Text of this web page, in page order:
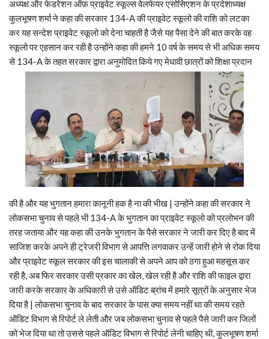
अध्यक्ष और फेडरेशन ऑफ़ प्राइवेट स्कूल्स वेलफेयर एसोसिएशन के प्रदेशाध्यक्ष
कुलभूषण शर्मा ने कहा की सरकार 134-A की प्राइवेट स्कूलो की राशि को लटका
कर यह सन्देश प्राइवेट स्कूलो को देना चाहती है जैसे यह पैसा देने की बात करके वह
स्कूलो पर एहसान कर रही है उन्होंने कहा की हमने 10 वर्ष के समय से भी अधिक समय
से 134-A के तहत सरकार द्वारा अनुमोदित किये गए मेधावी छात्रों को शिक्षा प्रदान
की है और यह भुगतान हमारा कानूनी हक है ना की भीख | उन्होंने कहा की सरकार ने
लोकसभा चुनाव से पहले भी 134-A के भुगतान का प्राइवेट स्कूलो को प्रलोभन की
तरह जताया और यह कहा की उनके भुगतान के पैसे सरकार ने जारी कर दिए है बाद में
साजिश करके अपने ही ट्रेजरी विभाग से आपत्ति लगवाकर उन्हें जारी होने से रोक दिया
और प्राइवेट स्कूल सरकार की इस चालाकी से अपने आप को ठगा हुआ महसूस कर
रही है, अब फिर सरकार उसी प्रकार का खेल, खेल रही है और राशि की फाइल द्वारा
जारी करके सरकार के अधिकारी से उसे ऑडिट ब्रांच में हमारे सूत्रों के अनुसार भेज
दिया है | लोकसभा चुनाव के बाद सरकार के पास क्या समय नहीं था की समय रहते
ऑडिट विभाग से रिपोर्ट ले लेती और जब लोकसभा चुनाव से पहले पैसे जारी कर जिलों
को भेज दिया था तो उससे पहले ऑडिट विभाग से रिपोर्ट लेनी चाहिए थी, कुलभूषण शर्मा